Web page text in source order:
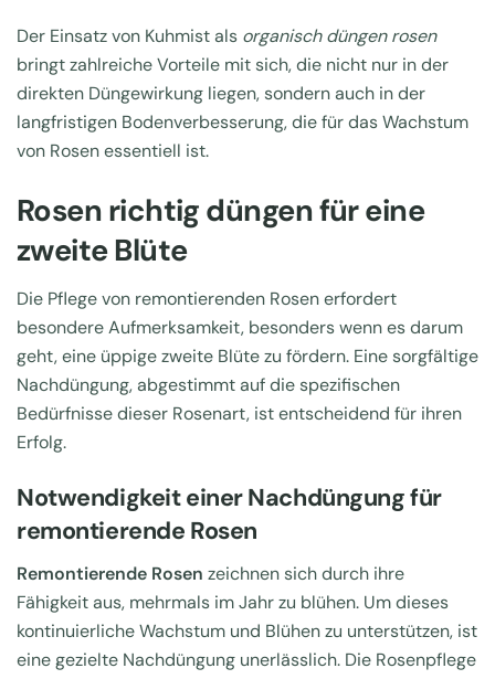
Der Einsatz von Kuhmist als organisch düngen rosen
bringt zahlreiche Vorteile mit sich, die nicht nur in der
direkten Düngewirkung liegen, sondern auch in der
langfristigen Bodenverbesserung, die für das Wachstum
von Rosen essentiell ist.
Rosen richtig düngen für eine
zweite Blüte
Die Pflege von remontierenden Rosen erfordert
besondere Aufmerksamkeit, besonders wenn es darum
geht, eine üppige zweite Blüte zu fördern. Eine sorgfältige
Nachdüngung, abgestimmt auf die spezifischen
Bedürfnisse dieser Rosenart, ist entscheidend für ihren
Erfolg.
Notwendigkeit einer Nachdüngung für
remontierende Rosen
Remontierende Rosen zeichnen sich durch ihre
Fähigkeit aus, mehrmals im Jahr zu blühen. Um dieses
kontinuierliche Wachstum und Blühen zu unterstützen, ist
eine gezielte Nachdüngung unerlässlich. Die Rosenpflege